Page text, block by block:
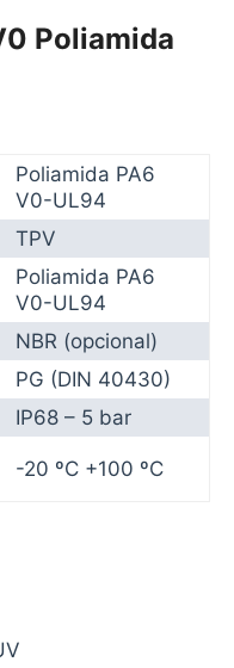
Poliamida
Poliamida PA6
V0-UL94
TPV
Poliamida PA6
V0-UL94
NBR (opcional)
PG (DIN 40430)
IP68 – 5 bar
-20 ºC +100 ºC